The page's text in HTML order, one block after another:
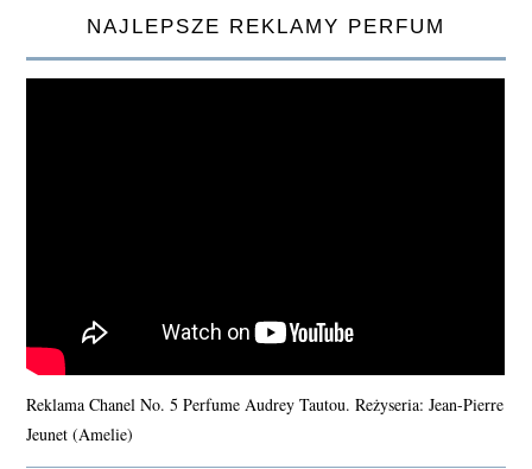
NAJLEPSZE REKLAMY PERFUM
Reklama Chanel No. 5 Perfume Audrey Tautou. Reżyseria: Jean-Pierre
Jeunet (Amelie)